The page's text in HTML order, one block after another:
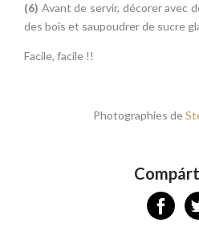
(6) Avant de servir, décorer avec
des bois et saupoudrer de sucre
Facile, facile !!
Photographies de